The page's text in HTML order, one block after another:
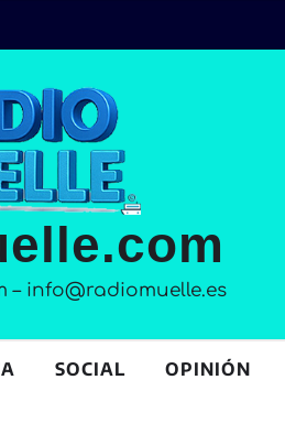
– info@radiomuelle.es
SOCIAL OPINIÓN